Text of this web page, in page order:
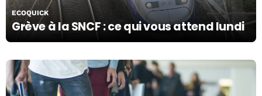
Grève à la SNCF : ce qui vous attend lundi
ECOQUICK